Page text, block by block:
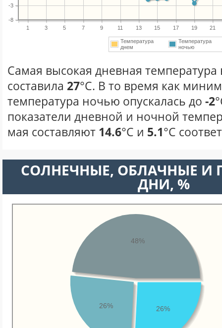
1 3 5 7 9 11 13 15 17 19 21
-8
-3
Температура
днем
Температура
ночью
Самая высокая дневная температура
составила 27°С. В то время как
температура ночью опускалась до -2
показатели дневной и ночной
мая составляют 14.6°С и 5.1°С
CОЛНЕЧНЫЕ, ОБЛАЧНЫЕ И
ДНИ, %
26%
26%
48%